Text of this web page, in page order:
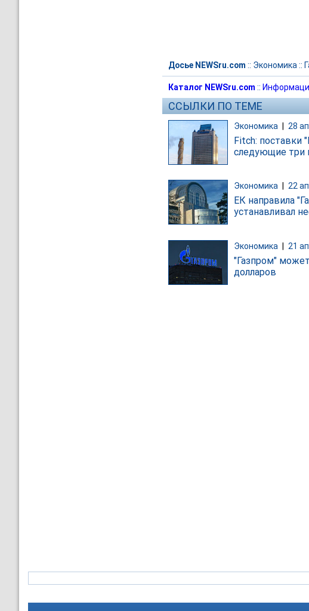
Досье NEWSru.com :: Экономика ::
Каталог NEWSru.com ::
ССЫЛКИ ПО ТЕМЕ
Экономика 28
Fitch: поставки
следующие три
Экономика 22
ЕК направила
устанавливал
Экономика | 21
"Газпром"
долларов